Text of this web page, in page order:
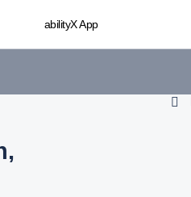
abilityX App